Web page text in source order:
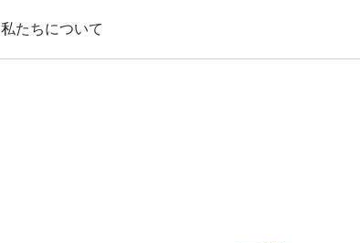
私たちについて